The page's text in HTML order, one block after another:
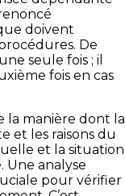
doivent
De
seule fois ; il
fois en cas
la manière dont la
et les raisons du
et la situation
Une analyse
pour vérifier